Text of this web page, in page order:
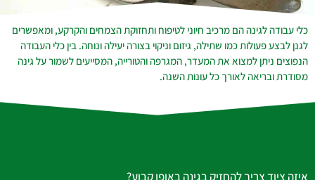
כלי עבודה לגינה הם מרכיב חיוני לטיפוח ותחזוקת הצמחים והקרקע, ומאפשרים
לגנן לבצע פעולות כמו שתילה, גיזום וניקוי בצורה יעילה ונוחה. בין כלי העבודה
הנפוצים ניתן למצוא את המעדר, המגרפה והטורייה, המסייעים לשמור על גינה
מסודרת ובריאה לאורך כל עונות השנה.
איזה ציוד צריך להחזיק בגינה באופן קבוע?